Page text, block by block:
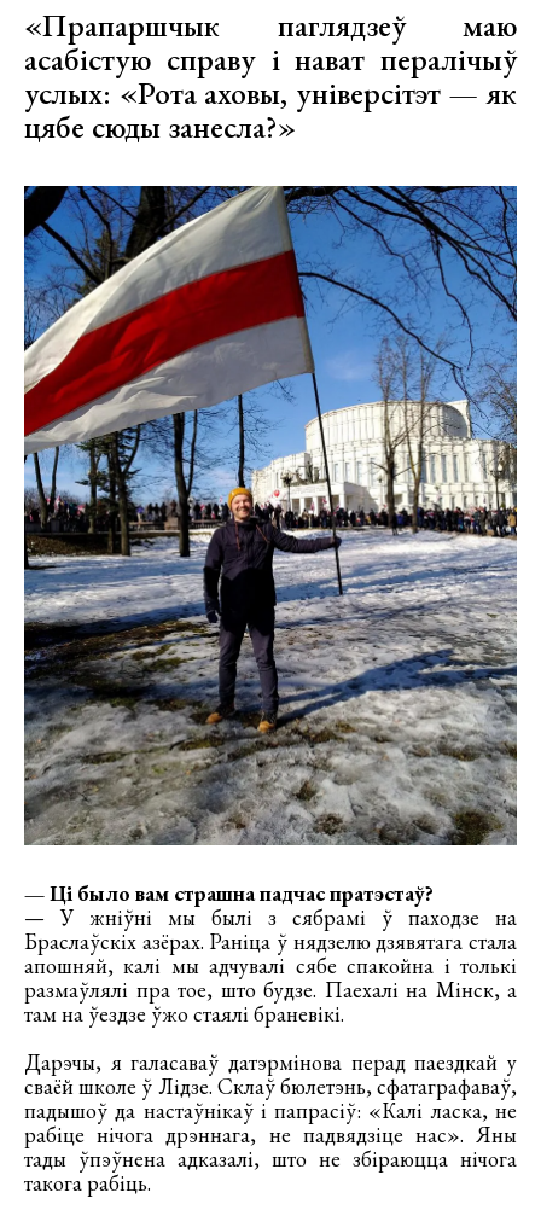
«Прапаршчык паглядзеў маю
асабістую справу і нават пералічыў
услых: «Рота аховы, універсітэт — як
цябе сюды занесла?»
— Ці было вам страшна падчас пратэстаў?
— У жніўні мы былі з сябрамі ў паходзе на
Браслаўскіх азёрах. Раніца ў нядзелю дзявятага стала
апошняй, калі мы адчувалі сябе спакойна і толькі
размаўлялі пра тое, што будзе. Паехалі на Мінск, а
там на ўездзе ўжо стаялі браневікі.
Дарэчы, я галасаваў датэрмінова перад паездкай у
сваёй школе ў Лідзе. Склаў бюлетэнь, сфатаграфаваў,
падышоў да настаўнікаў і папрасіў: «Калі ласка, не
рабіце нічога дрэннага, не падвядзіце нас». Яны
тады ўпэўнена адказалі, што не збіраюцца нічога
такога рабіць.